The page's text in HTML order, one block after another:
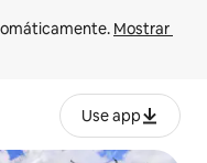
Mostrar
Use app